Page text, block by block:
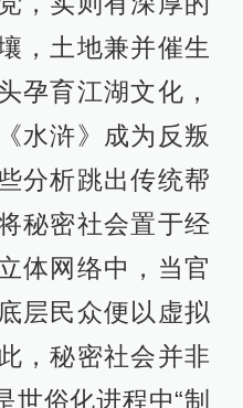
，土地兼并催生
孕育江湖文化，
水浒》成为反叛
分析跳出传统帮
秘密社会置于经
体网络中，当官
层民众便以虚拟
，秘密社会并非
世俗化进程中“制